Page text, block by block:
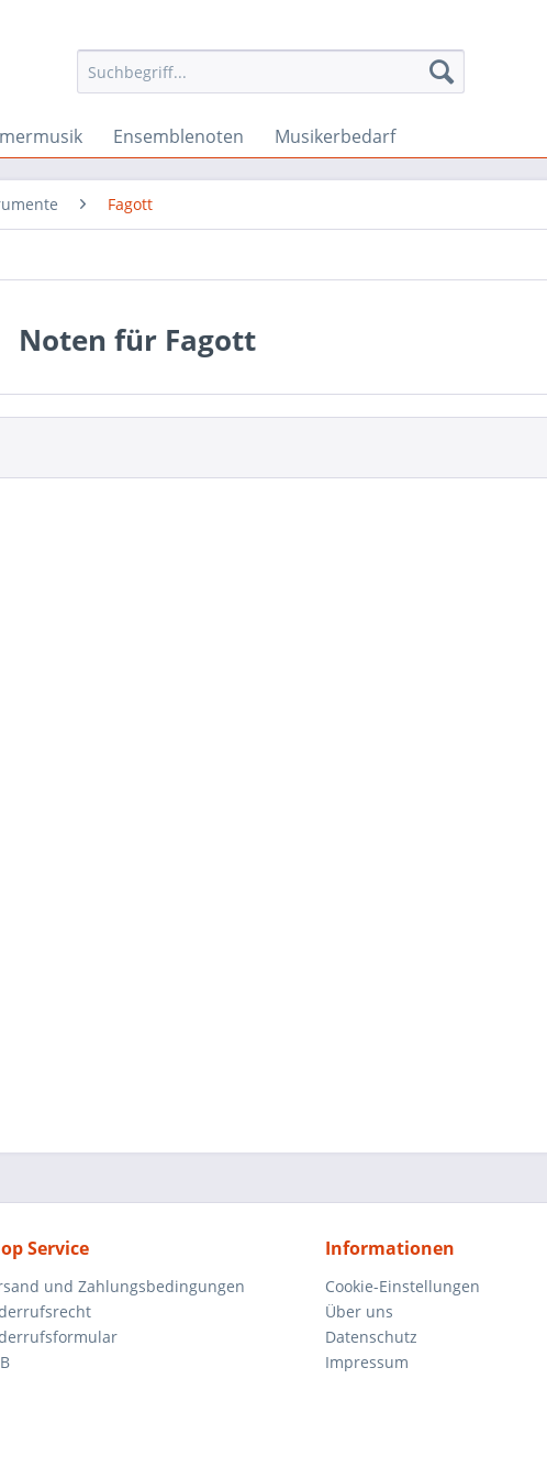
Ensemblenoten Musikerbedarf
Fagott
Noten für Fagott
Service
und Zahlungsbedingungen
Informationen
Cookie-Einstellungen
Über uns
Datenschutz
Impressum